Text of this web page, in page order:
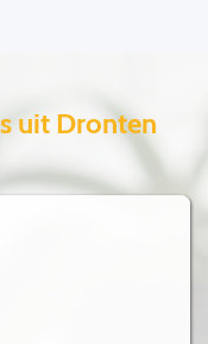
uit Dronten